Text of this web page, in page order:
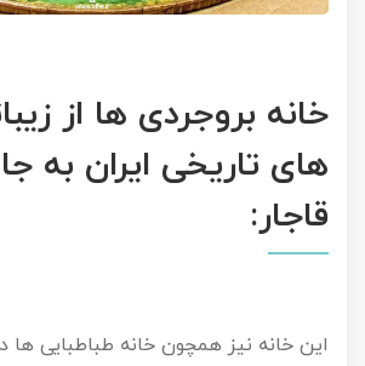
خانه بروجردی ها از
های تاریخی ایران به
قاجار:
این خانه نیز همچون خانه طباطبایی ها